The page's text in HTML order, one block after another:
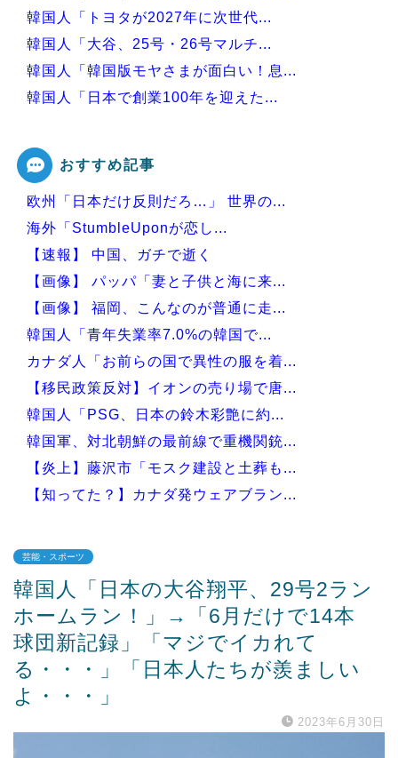
韓国人「トヨタが2027年に次世代...
韓国人「大谷、25号・26号マルチ...
韓国人「韓国版モヤさまが面白い！息...
韓国人「日本で創業100年を迎えた...
Powered by livedoor 相互RSS
おすすめ記事
欧州「日本だけ反則だろ…」 世界の...
海外「StumbleUponが恋し...
【速報】 中国、ガチで逝く
【画像】 パッパ「妻と子供と海に来...
【画像】 福岡、こんなのが普通に走...
韓国人「青年失業率7.0%の韓国で...
カナダ人「お前らの国で異性の服を着...
【移民政策反対】イオンの売り場で唐...
韓国人「PSG、日本の鈴木彩艶に約...
韓国軍、対北朝鮮の最前線で重機関銃...
【炎上】藤沢市「モスク建設と土葬も...
【知ってた？】カナダ発ウェアブラン...
Powered by livedoor 相互RSS
芸能・スポーツ
韓国人「日本の大谷翔平、29号2ラン
ホームラン！」→「6月だけで14本
球団新記録」「マジでイカれて
る・・・」「日本人たちが羨ましい
よ・・・」
2023年6月30日